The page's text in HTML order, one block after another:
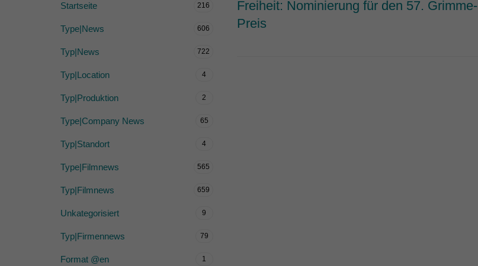
Freiheit: Nominierung für den 57. Grimme-
Preis
Startseite 216
Type|News 606
Typ|News 722
Typ|Location 4
Typ|Produktion 2
Type|Company News 65
Typ|Standort 4
Type|Filmnews 565
Typ|Filmnews 659
Unkategorisiert 9
Typ|Firmennews 79
Format @en 1